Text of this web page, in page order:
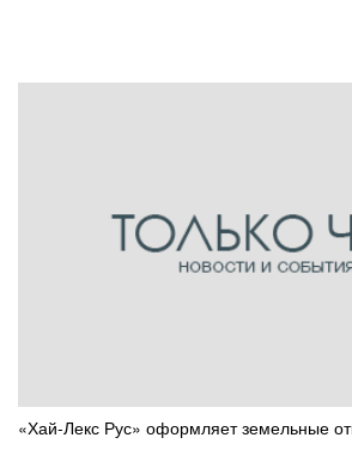
«Хай-Лекс Рус» оформляет земельные